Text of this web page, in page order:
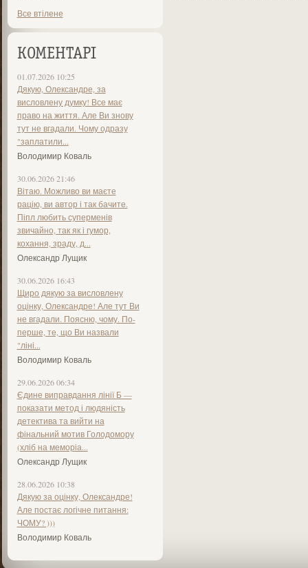
Все втілене
КОМЕНТАРІ
01.07.2026 10:25
Дякую, Олександре, за
висловлену думку! Все має
право на життя. Але Ви знову
тут не вгадали. Чому одразу
"заплатили...
Володимир Коваль
30.06.2026 21:46
Вітаю. Можливо ви маєте
рацію, ви автор і так бачите.
Піпл любить суперменів
звичайно, так як і гумор,
кохання, зраду, д...
Олександр Лущик
30.06.2026 16:43
Щиро дякую за висловлену
оцінку, Олександре! Але тут Ви
не вгадали. Поясню, чому. По-
перше, те, що Ви назвали
"ліні...
Володимир Коваль
29.06.2026 06:34
Єдине виправдання лінії Б —
показати метод і людяність
детектива та вийти на
фінальний мотив Голодомору
(хліб на меморіа...
Олександр Лущик
28.06.2026 10:38
Дякую за оцінку, Олександре!
Але постає логічне питання:
ЧОМУ? )))
Володимир Коваль